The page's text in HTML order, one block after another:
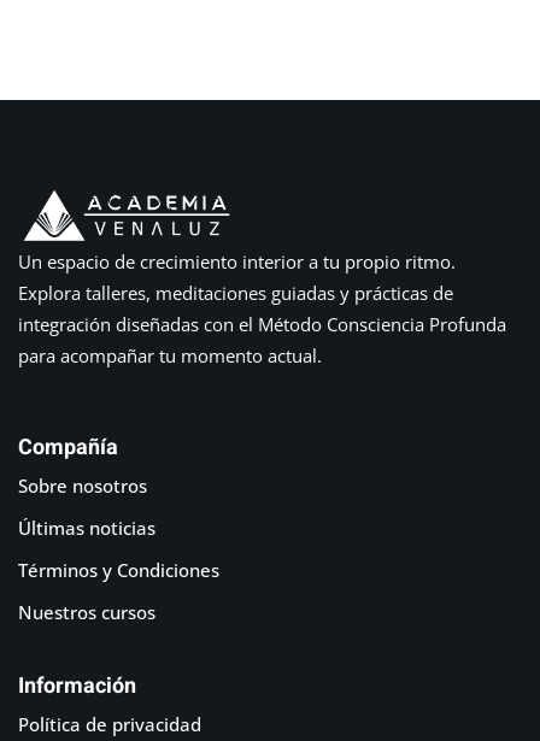
Un espacio de crecimiento interior a tu propio ritmo.
Explora talleres, meditaciones guiadas y prácticas de
integración diseñadas con el Método Consciencia Profunda
para acompañar tu momento actual.
Compañía
Sobre nosotros
Últimas noticias
Términos y Condiciones
Nuestros cursos
Información
Política de privacidad